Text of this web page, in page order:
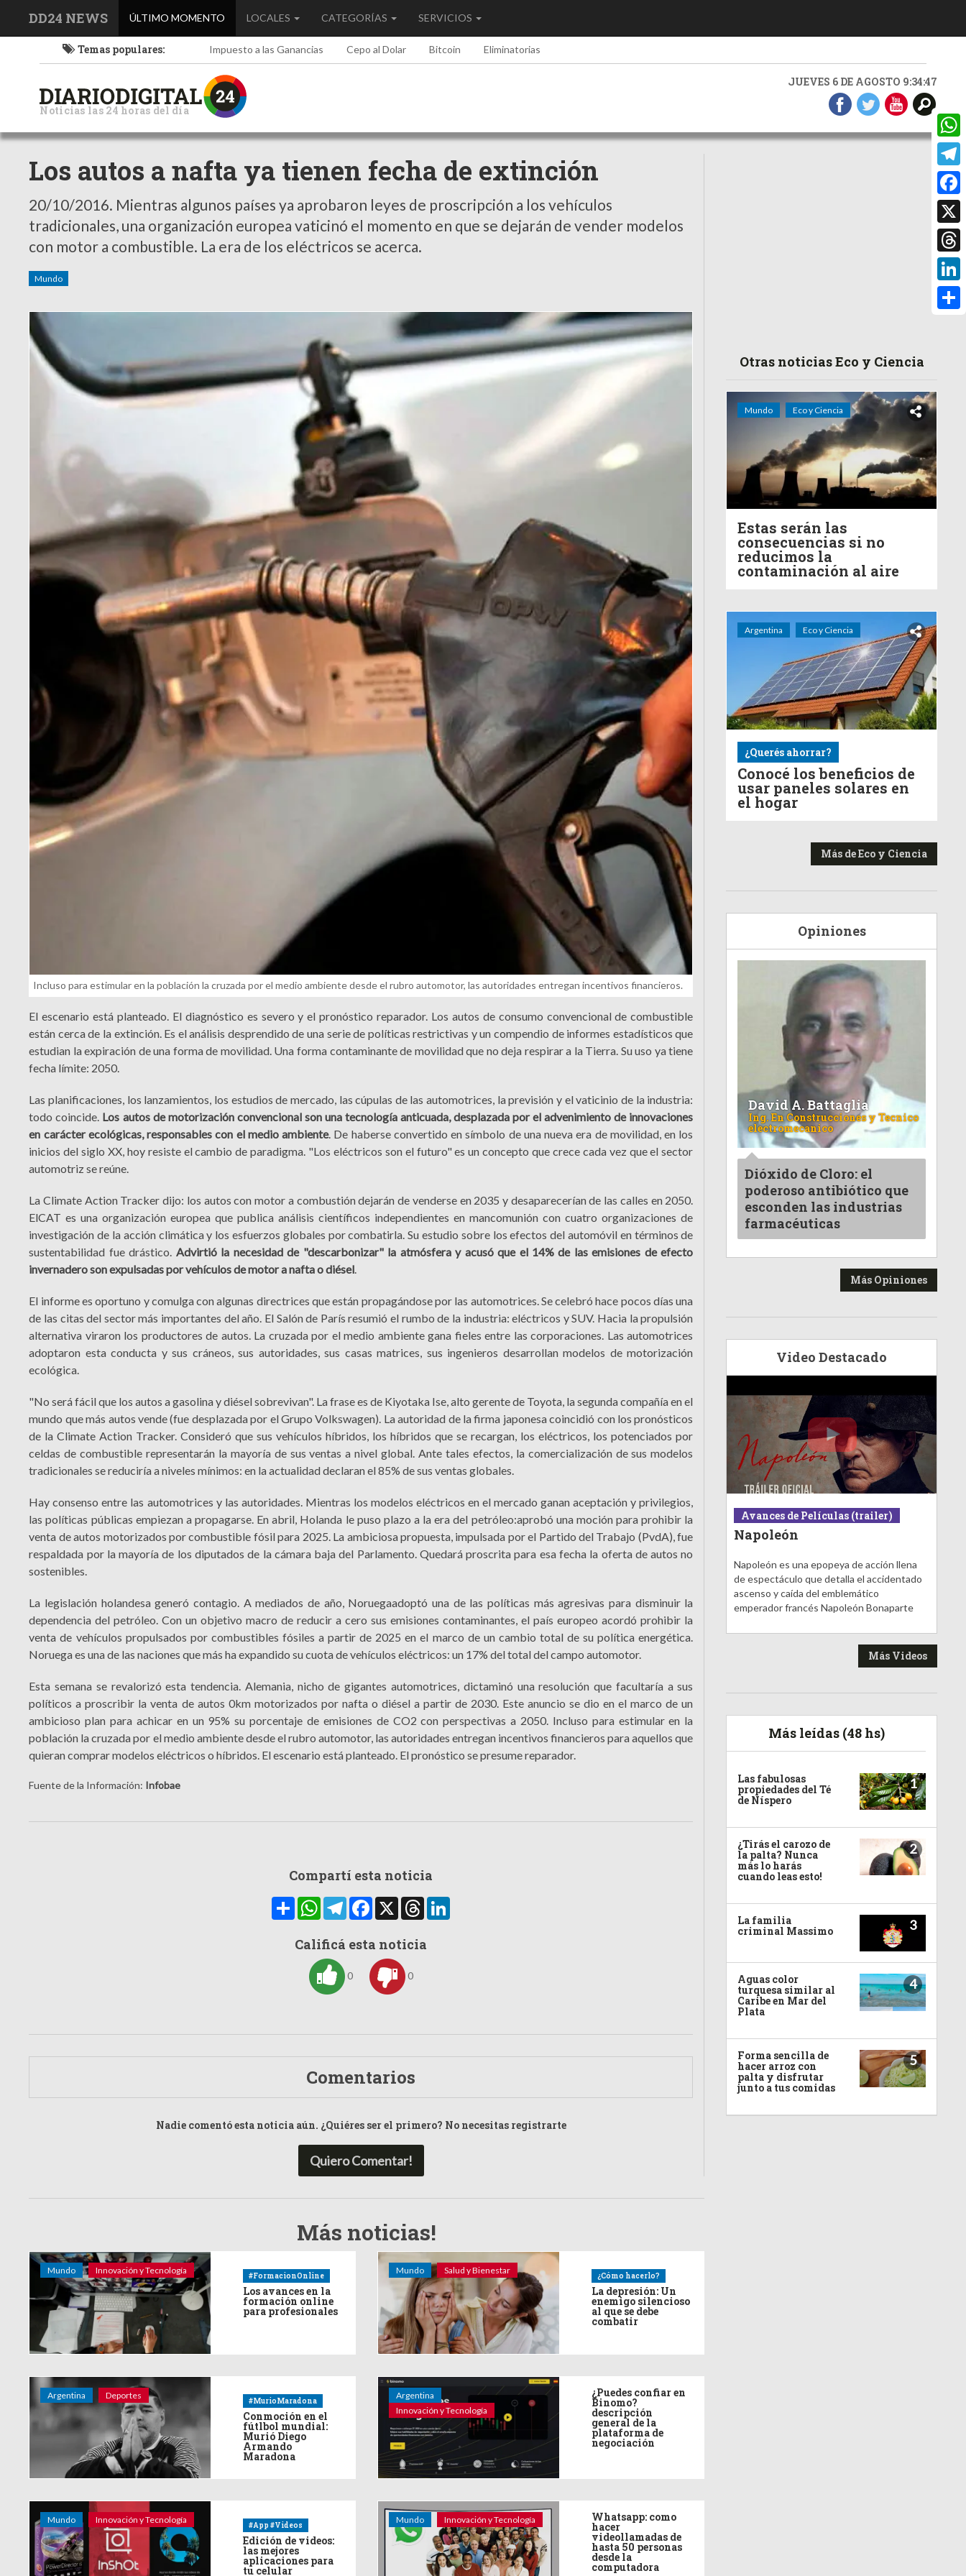
DD24 NEWS ÚLTIMO MOMENTO (current)LOCALES CATEGORÍAS SERVICIOS
Temas populares: Impuesto a las Ganancias Cepo al Dolar Bitcoin Eliminatorias
Noticias las 24 horas del día
JUEVES 6 DE AGOSTO 9:34:48
Los autos a nafta ya tienen fecha de extinción
20/10/2016. Mientras algunos países ya aprobaron leyes de proscripción a los vehículos
tradicionales, una organización europea vaticinó el momento en que se dejarán de vender modelos
con motor a combustible. La era de los eléctricos se acerca.
Mundo
Incluso para estimular en la población la cruzada por el medio ambiente desde el rubro automotor, las autoridades entregan incentivos financieros.
El escenario está planteado. El diagnóstico es severo y el pronóstico reparador. Los autos de consumo convencional de combustible
están cerca de la extinción. Es el análisis desprendido de una serie de políticas restrictivas y un compendio de informes estadísticos que
estudian la expiración de una forma de movilidad. Una forma contaminante de movilidad que no deja respirar a la Tierra. Su uso ya tiene
fecha límite: 2050.
Las planificaciones, los lanzamientos, los estudios de mercado, las cúpulas de las automotrices, la previsión y el vaticinio de la industria:
todo coincide. Los autos de motorización convencional son una tecnología anticuada, desplazada por el advenimiento de innovaciones
en carácter ecológicas, responsables con el medio ambiente. De haberse convertido en símbolo de una nueva era de movilidad, en los
inicios del siglo XX, hoy resiste el cambio de paradigma. "Los eléctricos son el futuro" es un concepto que crece cada vez que el sector
automotriz se reúne.
La Climate Action Tracker dijo: los autos con motor a combustión dejarán de venderse en 2035 y desaparecerían de las calles en 2050.
ElCAT es una organización europea que publica análisis científicos independientes en mancomunión con cuatro organizaciones de
investigación de la acción climática y los esfuerzos globales por combatirla. Su estudio sobre los efectos del automóvil en términos de
sustentabilidad fue drástico. Advirtió la necesidad de "descarbonizar" la atmósfera y acusó que el 14% de las emisiones de efecto
invernadero son expulsadas por vehículos de motor a nafta o diésel.
El informe es oportuno y comulga con algunas directrices que están propagándose por las automotrices. Se celebró hace pocos días una
de las citas del sector más importantes del año. El Salón de París resumió el rumbo de la industria: eléctricos y SUV. Hacia la propulsión
alternativa viraron los productores de autos. La cruzada por el medio ambiente gana fieles entre las corporaciones. Las automotrices
adoptaron esta conducta y sus cráneos, sus autoridades, sus casas matrices, sus ingenieros desarrollan modelos de motorización
ecológica.
"No será fácil que los autos a gasolina y diésel sobrevivan". La frase es de Kiyotaka Ise, alto gerente de Toyota, la segunda compañía en el
mundo que más autos vende (fue desplazada por el Grupo Volkswagen). La autoridad de la firma japonesa coincidió con los pronósticos
de la Climate Action Tracker. Consideró que sus vehículos híbridos, los híbridos que se recargan, los eléctricos, los potenciados por
celdas de combustible representarán la mayoría de sus ventas a nivel global. Ante tales efectos, la comercialización de sus modelos
tradicionales se reduciría a niveles mínimos: en la actualidad declaran el 85% de sus ventas globales.
Hay consenso entre las automotrices y las autoridades. Mientras los modelos eléctricos en el mercado ganan aceptación y privilegios,
las políticas públicas empiezan a propagarse. En abril, Holanda le puso plazo a la era del petróleo:aprobó una moción para prohibir la
venta de autos motorizados por combustible fósil para 2025. La ambiciosa propuesta, impulsada por el Partido del Trabajo (PvdA), fue
respaldada por la mayoría de los diputados de la cámara baja del Parlamento. Quedará proscrita para esa fecha la oferta de autos no
sostenibles.
La legislación holandesa generó contagio. A mediados de año, Noruegaadoptó una de las políticas más agresivas para disminuir la
dependencia del petróleo. Con un objetivo macro de reducir a cero sus emisiones contaminantes, el país europeo acordó prohibir la
venta de vehículos propulsados por combustibles fósiles a partir de 2025 en el marco de un cambio total de su política energética.
Noruega es una de las naciones que más ha expandido su cuota de vehículos eléctricos: un 17% del total del campo automotor.
Esta semana se revalorizó esta tendencia. Alemania, nicho de gigantes automotrices, dictaminó una resolución que facultaría a sus
políticos a proscribir la venta de autos 0km motorizados por nafta o diésel a partir de 2030. Este anuncio se dio en el marco de un
ambicioso plan para achicar en un 95% su porcentaje de emisiones de CO2 con perspectivas a 2050. Incluso para estimular en la
población la cruzada por el medio ambiente desde el rubro automotor, las autoridades entregan incentivos financieros para aquellos que
quieran comprar modelos eléctricos o híbridos. El escenario está planteado. El pronóstico se presume reparador.
Fuente de la Información: Infobae
Compartí esta noticia
CompartirWhatsAppTelegramFacebook
X Threads
Calificá esta noticia
0 0
Comentarios
Nadie comentó esta noticia aún. ¿Quiéres ser el primero? No necesitas registrarte
Quiero Comentar!
Más noticias!
Mundo Innovación y Tecnología
#FormacionOnline
Los avances en la
formación online
para profesionales
Mundo Salud y Bienestar
¿Cómo hacerlo?
La depresión: Un
enemigo silencioso
al que se debe
combatir
Argentina Deportes
#MurioMaradona
Conmoción en el
fútlbol mundial:
Murió Diego
Armando
Maradona
Argentina
Innovación y Tecnología
¿Puedes confiar en
Binomo?
descripción
general de la
plataforma de
negociación
Mundo Innovación y Tecnología
#App #Videos
Edición de videos:
las mejores
aplicaciones para
tu celular
Mundo Innovación y Tecnología Whatsapp: como
hacer
videollamadas de
hasta 50 personas
desde la
computadora
Otras noticias Eco y Ciencia
Mundo Eco y Ciencia
Estas serán las
consecuencias si no
reducimos la
contaminación al aire
Argentina Eco y Ciencia
¿Querés ahorrar?
Conocé los beneficios de
usar paneles solares en
el hogar
Más de Eco y Ciencia
Opiniones
David A. Battaglia
Ing. En Construcciones y Tecnico
electromecanico
Dióxido de Cloro: el
poderoso antibiótico que
esconden las industrias
farmacéuticas
Más Opiniones
Video Destacado
Avances de Películas (trailer)
Napoleón
Napoleón es una epopeya de acción llena
de espectáculo que detalla el accidentado
ascenso y caída del emblemático
emperador francés Napoleón Bonaparte
Más Videos
Más leídas (48 hs)
Las fabulosas
propiedades del Té
de Níspero
1
¿Tirás el carozo de
la palta? Nunca
más lo harás
cuando leas esto!
2
La familia
criminal Massimo 3
Aguas color
turquesa similar al
Caribe en Mar del
Plata
4
Forma sencilla de
hacer arroz con
palta y disfrutar
junto a tus comidas
5
X